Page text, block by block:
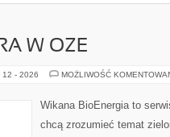
W OZE
12 - 2026 MOŻLIWOŚĆ
Wikana BioEnergia to
chcą zrozumieć temat